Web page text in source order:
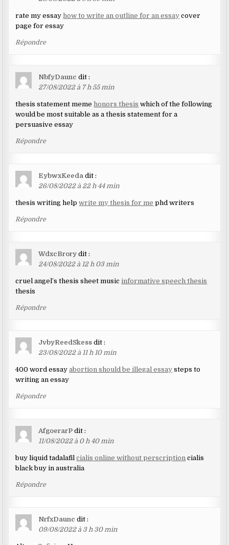
rate my essayhow to write an outline for an essay cover
page for essay
Répondre
NbfyDaunc dit :
27/08/2022 à 7 h 55 min
thesis statement meme honors thesis which of the following
would be most suitable as a thesis statement for a
persuasive essay
Répondre
EybwxKeeda dit :
26/08/2022 à 22 h 44 min
thesis writing helpwrite my thesis for me phd writers
Répondre
WdxcBrory dit :
24/08/2022 à 12 h 03 min
cruel angel’s thesis sheet music informative speech thesis
thesis
Répondre
JvbyReedSkess dit :
23/08/2022 à 11 h 10 min
400 word essayabortion should be illegal essay steps to
writing an essay
Répondre
AfgoerarP dit :
11/08/2022 à 0 h 40 min
buy liquid tadalafilcialis online without perscription cialis
black buy in australia
Répondre
NrfxDaunc dit :
09/08/2022 à 3 h 30 min